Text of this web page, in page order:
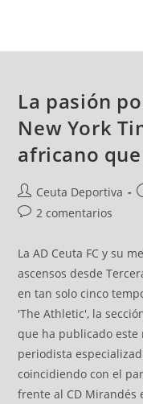
La pasión
New York
africano que
Ceuta Deportiva
2 comentarios
La AD Ceuta FC y su
ascensos desde
en tan solo cinco
'The Athletic', la
que ha publicado
periodista
coincidiendo con el
frente al CD Mirandés